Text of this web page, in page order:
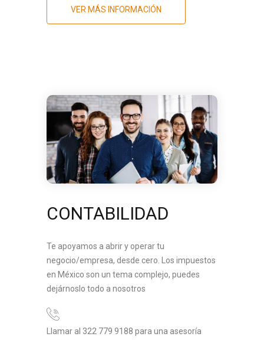
VER MÁS INFORMACIÓN
CONTABILIDAD
Te apoyamos a abrir y operar tu
negocio/empresa, desde cero. Los impuestos
en México son un tema complejo, puedes
dejárnoslo todo a nosotros
Llamar al 322 779 9188 para una asesoría